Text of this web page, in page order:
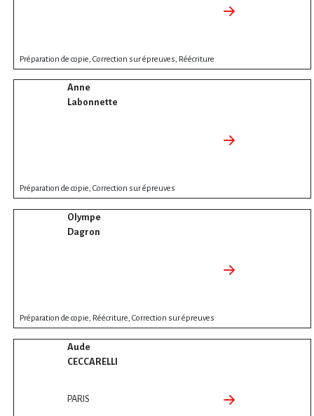
Préparation de copie, Correction sur épreuves, Réécriture
Anne
Labonnette
Préparation de copie, Correction sur épreuves
Olympe
Dagron
Préparation de copie, Réécriture, Correction sur épreuves
Aude
CECCARELLI
PARIS